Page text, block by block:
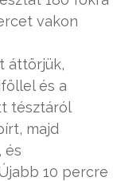
vakon
áttörjük,
és a
tésztáról
majd
és
10 percre